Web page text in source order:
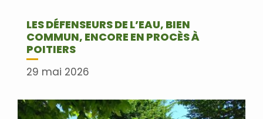
LES DÉFENSEURS DE L’EAU, BIEN
COMMUN, ENCORE EN PROCÈS À
POITIERS
29 mai 2026